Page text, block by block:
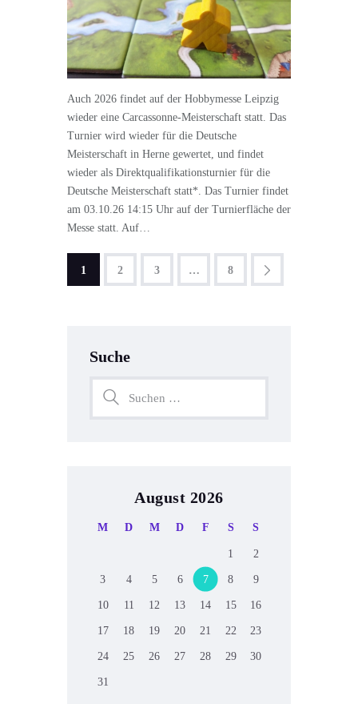
Auch 2026 findet auf der Hobbymesse Leipzig
wieder eine Carcassonne-Meisterschaft statt. Das
Turnier wird wieder für die Deutsche
Meisterschaft in Herne gewertet, und findet
wieder als Direktqualifikationsturnier für die
Deutsche Meisterschaft statt*. Das Turnier findet
am 03.10.26 14:15 Uhr auf der Turnierfläche der
Messe statt. Auf…
1 2 3 … 8
>
Suche
August 2026
M D M D F S S
1 2
3 4 5 6 7 8 9
10 11 12 13 14 15 16
17 18 19 20 21 22 23
24 25 26 27 28 29 30
31